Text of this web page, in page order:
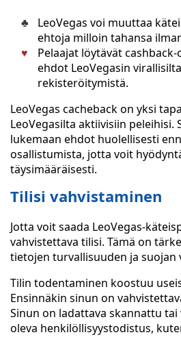
LeoVegas voi muuttaa
ehtoja milloin tahansa
Pelaajat löytävät
ehdot LeoVegasin
rekisteröitymistä.
LeoVegas cacheback on yksi
LeoVegasilta aktiivisiin peleihisi.
lukemaan ehdot huolellisesti
osallistumista, jotta voit
täysimääräisesti.
Tilisi vahvistaminen
Jotta voit saada LeoVegas-
vahvistettava tilisi. Tämä on
tietojen turvallisuuden ja suojan
Tilin todentaminen koostuu
Ensinnäkin sinun on
Sinun on ladattava skannattu
oleva henkilöllisyystodistus,